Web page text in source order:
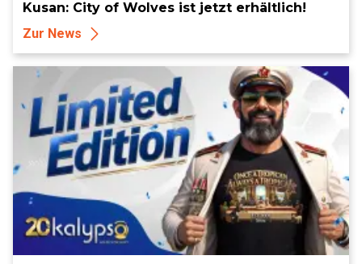
Kusan: City of Wolves ist jetzt erhältlich!
Zur News